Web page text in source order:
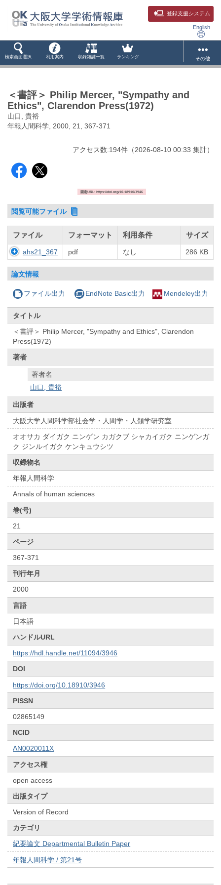
登録支援システム
English
検索画面選択 利用案内 収録雑誌一覧 ランキング その他
＜書評＞ Philip Mercer, "Sympathy and
Ethics", Clarendon Press(1972)
山口, 貴裕
年報人間科学, 2000, 21, 367-371
アクセス数:194件 （2026-08-10 00:33 集計）
固定URL: https://doi.org/10.18910/3946
閲覧可能ファイル
ファイル フォーマット 利用条件 サイズ
ahs21_367 pdf なし 286 KB
論文情報
ファイル出力 EndNote Basic出力 Mendeley出力
タイトル
＜書評＞ Philip Mercer, "Sympathy and Ethics", Clarendon
Press(1972)
著者
著者名
山口, 貴裕
出版者
大阪大学人間科学部社会学・人間学・人類学研究室
オオサカ ダイガク ニンゲン カガクブ シャカイガク ニンゲンガ
ク ジンルイガク ケンキュウシツ
収録物名
年報人間科学
Annals of human sciences
巻(号)
21
ページ
367-371
刊行年月
2000
言語
日本語
ハンドルURL
https://hdl.handle.net/11094/3946
DOI
https://doi.org/10.18910/3946
PISSN
02865149
NCID
AN0020011X
アクセス権
open access
出版タイプ
Version of Record
カテゴリ
紀要論文 Departmental Bulletin Paper
年報人間科学 / 第21号